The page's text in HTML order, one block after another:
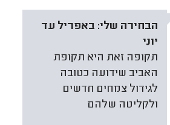
הבחירה שלי: באפריל עד
יוני
תקופה זאת היא תקופת
האביב שידועה כטובה
לגידול צמחים חדשים
ולקליטה שלהם